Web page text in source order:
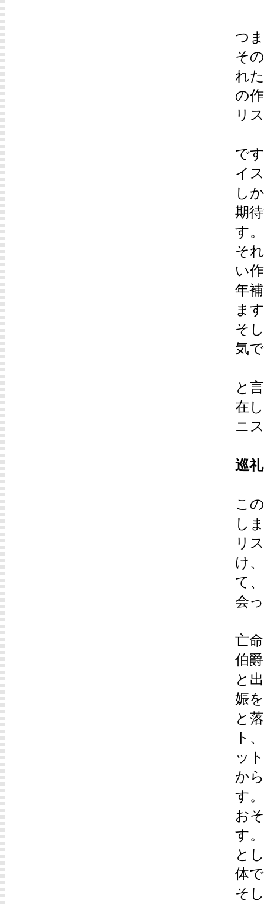
つ
そ
れ
の
リ
で
イ
し
期
す。
そ
い
年
ま
そ
気
と
在
ニ
巡
こ
し
リ
け
て
会
亡
伯
と
娠
と
ト
ッ
か
す。
お
す
と
体
そ